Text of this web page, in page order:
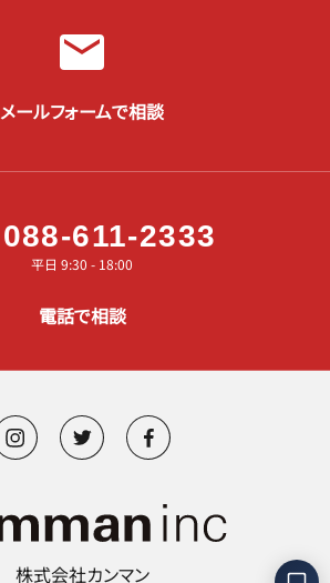
メールフォームで相談
088-611-2333
平日 9:30 - 18:00
電話で相談
株式会社カンマン